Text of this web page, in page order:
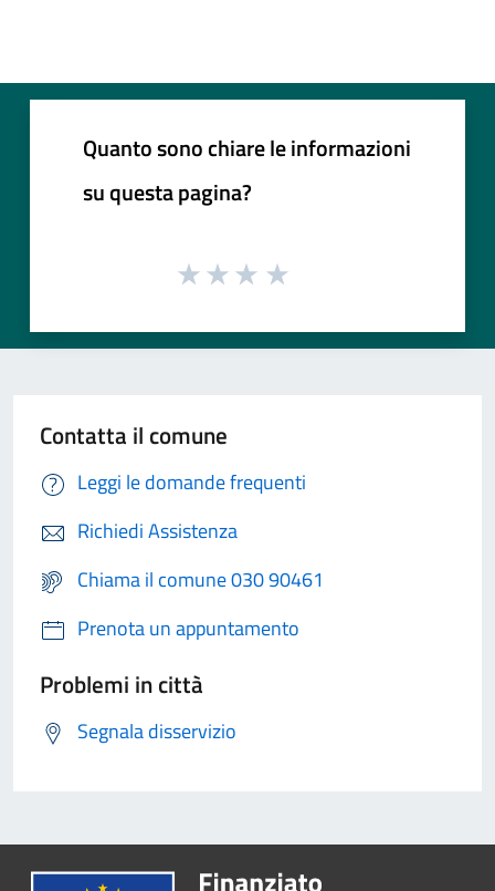
Quanto sono chiare le informazioni
su questa pagina?
Contatta il comune
Leggi le domande frequenti
Richiedi Assistenza
Chiama il comune 030 90461
Prenota un appuntamento
Problemi in città
Segnala disservizio